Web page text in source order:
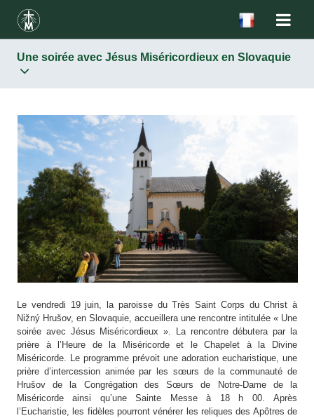
Une soirée avec Jésus Miséricordieux en Slovaquie
Le vendredi 19 juin, la paroisse du Très Saint Corps du Christ à
Nižný Hrušov, en Slovaquie, accueillera une rencontre intitulée « Une
soirée avec Jésus Miséricordieux ». La rencontre débutera par la
prière à l’Heure de la Miséricorde et le Chapelet à la Divine
Miséricorde. Le programme prévoit une adoration eucharistique, une
prière d’intercession animée par les sœurs de la communauté de
Hrušov de la Congrégation des Sœurs de Notre-Dame de la
Miséricorde ainsi qu’une Sainte Messe à 18 h 00. Après
l’Eucharistie, les fidèles pourront vénérer les reliques des Apôtres de